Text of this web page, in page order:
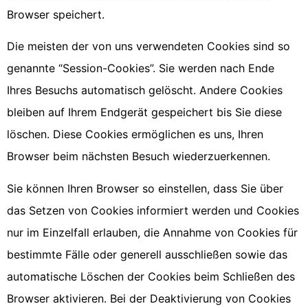
Browser speichert.
Die meisten der von uns verwendeten Cookies sind so
genannte “Session-Cookies”. Sie werden nach Ende
Ihres Besuchs automatisch gelöscht. Andere Cookies
bleiben auf Ihrem Endgerät gespeichert bis Sie diese
löschen. Diese Cookies ermöglichen es uns, Ihren
Browser beim nächsten Besuch wiederzuerkennen.
Sie können Ihren Browser so einstellen, dass Sie über
das Setzen von Cookies informiert werden und Cookies
nur im Einzelfall erlauben, die Annahme von Cookies für
bestimmte Fälle oder generell ausschließen sowie das
automatische Löschen der Cookies beim Schließen des
Browser aktivieren. Bei der Deaktivierung von Cookies